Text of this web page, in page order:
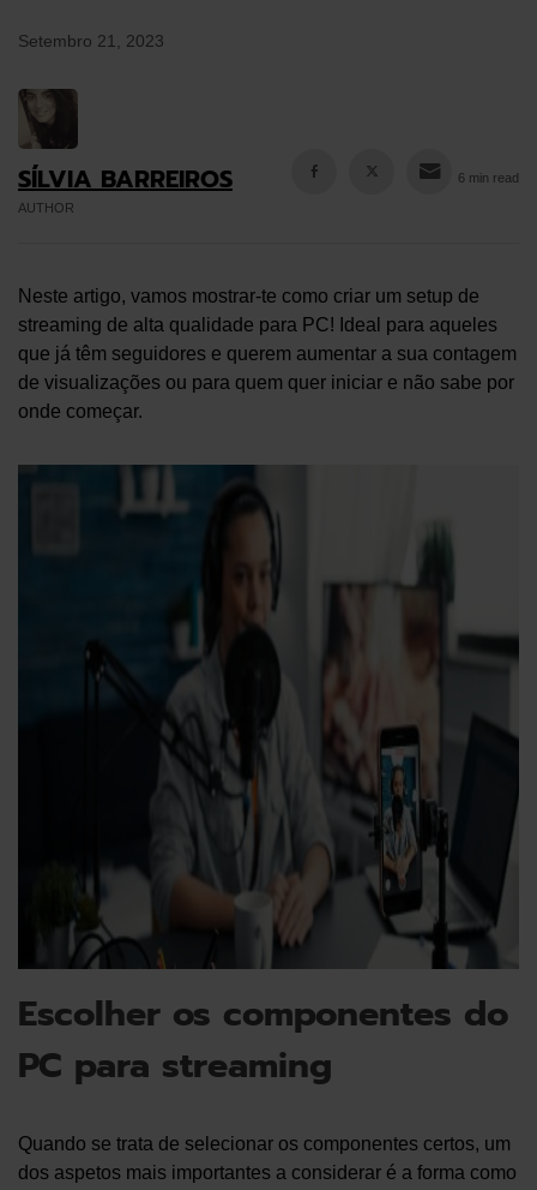
Setembro 21, 2023
SÍLVIA BARREIROS
AUTHOR
6 min read
Neste artigo, vamos mostrar-te como criar um setup de
streaming de alta qualidade para PC! Ideal para aqueles
que já têm seguidores e querem aumentar a sua contagem
de visualizações ou para quem quer iniciar e não sabe por
onde começar.
Escolher os componentes do
PC para streaming
Quando se trata de selecionar os componentes certos, um
dos aspetos mais importantes a considerar é a forma como